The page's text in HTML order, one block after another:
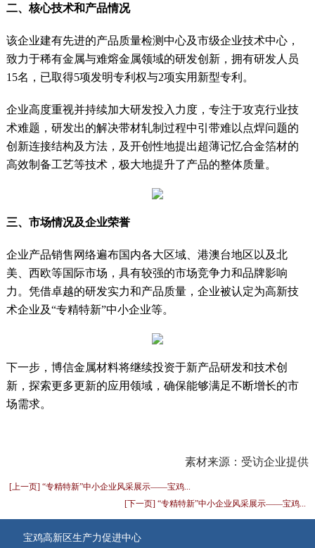
二、核心技术和产品情况
该企业建有先进的产品质量检测中心及市级企业技术中心，
致力于稀有金属与难熔金属领域的研发创新，拥有研发人员
15名，已取得5项发明专利权与2项实用新型专利。
企业高度重视并持续加大研发投入力度，专注于攻克行业技
术难题，研发出的解决带材轧制过程中引带难以点焊问题的
创新连接结构及方法，及开创性地提出超薄记忆合金箔材的
高效制备工艺等技术，极大地提升了产品的整体质量。
三、市场情况及企业荣誉
企业产品销售网络遍布国内各大区域、港澳台地区以及北
美、西欧等国际市场，具有较强的市场竞争力和品牌影响
力。凭借卓越的研发实力和产品质量，企业被认定为高新技
术企业及“专精特新”中小企业等。
下一步，博信金属材料将继续投资于新产品研发和技术创
新，探索更多更新的应用领域，确保能够满足不断增长的市
场需求。
素材来源：受访企业提供
[上一页] “专精特新”中小企业风采展示——宝鸡...
[下一页] “专精特新”中小企业风采展示——宝鸡...
宝鸡高新区生产力促进中心